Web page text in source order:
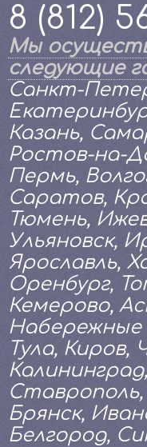
8 (812)
Мы
следующие
Санкт-
Казань,
Ростов-на-
Пермь,
Саратов,
Тюмень,
Ульяновск,
Ярославль,
Оренбург,
Кемерово,
Набережные
Тула, Киров,
Брянск,
Белгород,